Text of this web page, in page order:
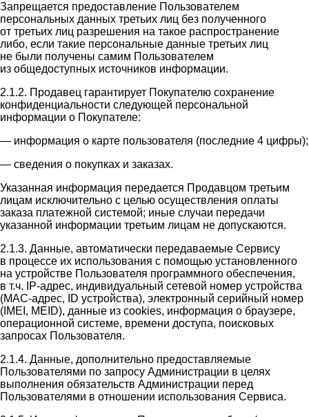
Запрещается предоставление Пользователем
персональных данных третьих лиц без полученного
от третьих лиц разрешения на такое распространение
либо, если такие персональные данные третьих лиц
не были получены самим Пользователем
из общедоступных источников информации.
2.1.2. Продавец гарантирует Покупателю сохранение
конфиденциальности следующей персональной
информации о Покупателе:
— информация о карте пользователя (последние 4 цифры);
— сведения о покупках и заказах.
Указанная информация передается Продавцом третьим
лицам исключительно с целью осуществления оплаты
заказа платежной системой; иные случаи передачи
указанной информации третьим лицам не допускаются.
2.1.3. Данные, автоматически передаваемые Сервису
в процессе их использования с помощью установленного
на устройстве Пользователя программного обеспечения,
в т.ч. IP-адрес, индивидуальный сетевой номер устройства
(MAC-адрес, ID устройства), электронный серийный номер
(IMEI, MEID), данные из cookies, информация о браузере,
операционной системе, времени доступа, поисковых
запросах Пользователя.
2.1.4. Данные, дополнительно предоставляемые
Пользователями по запросу Администрации в целях
выполнения обязательств Администрации перед
Пользователями в отношении использования Сервиса.